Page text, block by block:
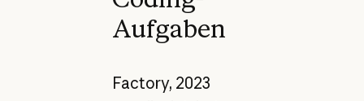
Aufgaben
Factory, 2023